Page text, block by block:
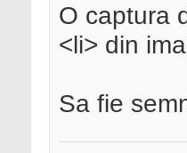
O captura
<li> din
Sa fie